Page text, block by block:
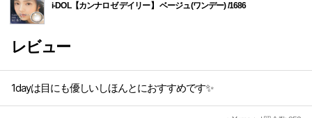
i-DOL【カンナロゼ デイリー】 ベージュ(ワンデー) /1686
レビュー
1dayは目にも優しいしほんとにおすすめです✨